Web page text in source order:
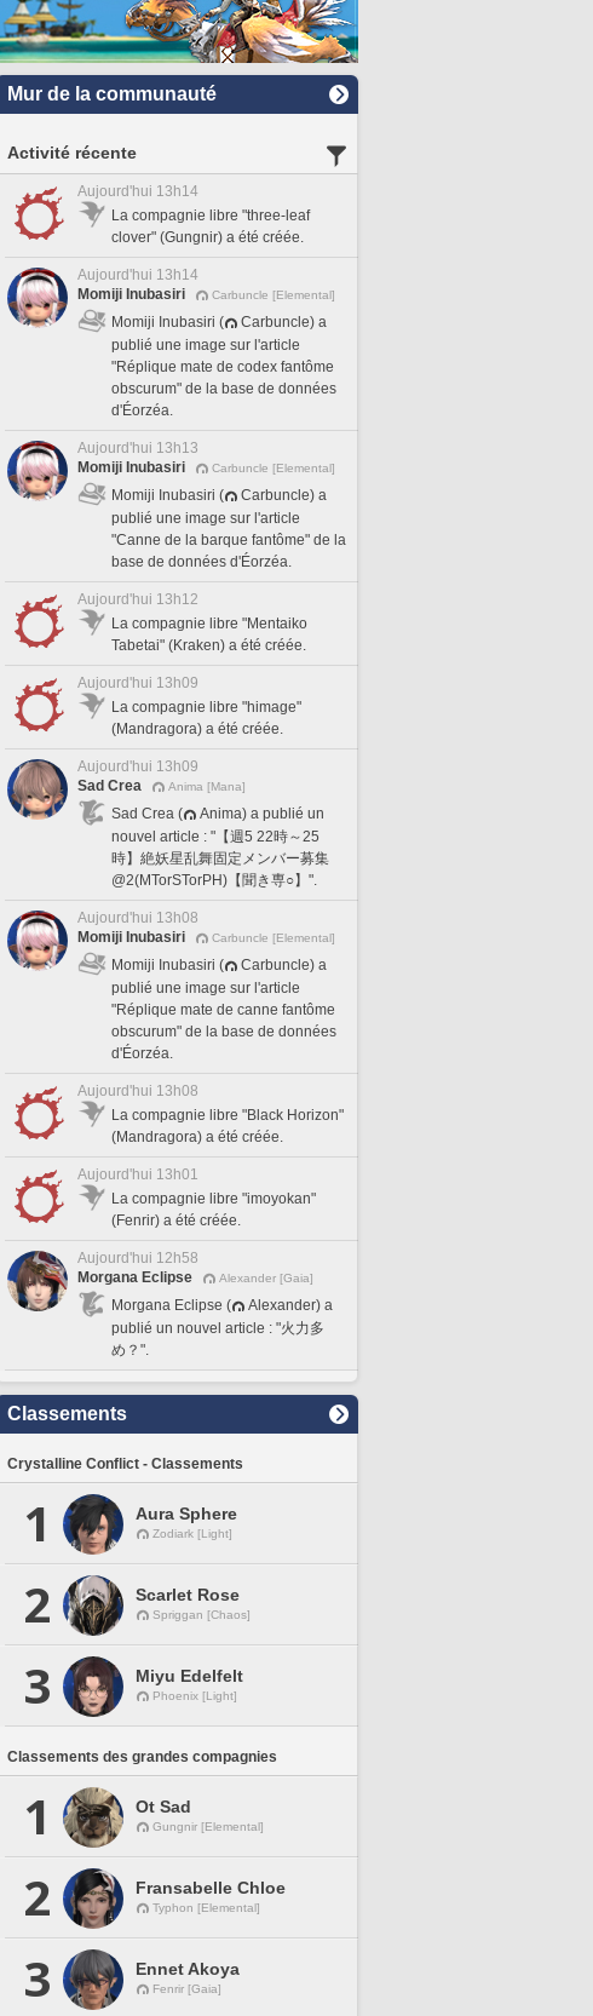
Mur de la communauté
Activité récente
Aujourd'hui 13h14
La compagnie libre "three-leaf
clover" (Gungnir) a été créée.
Aujourd'hui 13h14
Momiji Inubasiri
Carbuncle [Elemental]
Momiji Inubasiri (
Carbuncle) a
publié une image sur l'article
"Réplique mate de codex fantôme
obscurum" de la base de données
d'Éorzéa.
Aujourd'hui 13h13
Momiji Inubasiri
Carbuncle [Elemental]
Momiji Inubasiri (
Carbuncle) a
publié une image sur l'article
"Canne de la barque fantôme" de la
base de données d'Éorzéa.
Aujourd'hui 13h12
La compagnie libre "Mentaiko
Tabetai" (Kraken) a été créée.
Aujourd'hui 13h09
La compagnie libre "himage"
(Mandragora) a été créée.
Aujourd'hui 13h09
Sad Crea
Anima [Mana]
Sad Crea (
Anima) a publié un
nouvel article : "【週5 22時～25
時】絶妖星乱舞固定メンバー募集
@2(MTorSTorPH)【聞き専○】".
Aujourd'hui 13h08
Momiji Inubasiri
Carbuncle [Elemental]
Momiji Inubasiri (
Carbuncle) a
publié une image sur l'article
"Réplique mate de canne fantôme
obscurum" de la base de données
d'Éorzéa.
Aujourd'hui 13h08
La compagnie libre "Black Horizon"
(Mandragora) a été créée.
Aujourd'hui 13h01
La compagnie libre "imoyokan"
(Fenrir) a été créée.
Aujourd'hui 12h58
Morgana Eclipse
Alexander [Gaia]
Morgana Eclipse (
Alexander) a
publié un nouvel article : "火力多
め？".
Classements
Crystalline Conflict - Classements
1 Aura Sphere
Zodiark [Light]
2 Scarlet Rose
Spriggan [Chaos]
3 Miyu Edelfelt
Phoenix [Light]
Classements des grandes compagnies
1 Ot Sad
Gungnir [Elemental]
2 Fransabelle Chloe
Typhon [Elemental]
3 Ennet Akoya
Fenrir [Gaia]